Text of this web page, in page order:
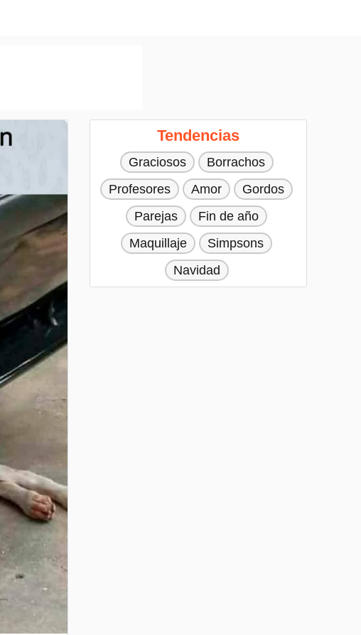
Tendencias
Graciosos
Borrachos
Profesores
Amor
Gordos
Parejas
Fin de año
Maquillaje
Simpsons
Navidad